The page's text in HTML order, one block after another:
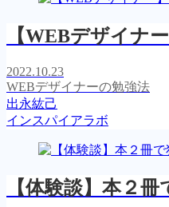
【WEBデザイナ
2022.10.23
WEBデザイナーの勉強法
出永紘己
インスパイアラボ
【体験談】本２